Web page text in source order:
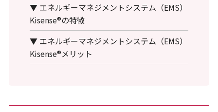
▼ エネルギーマネジメントシステム（EMS）
Kisense®の特徴
▼ エネルギーマネジメントシステム（EMS）
Kisense®メリット